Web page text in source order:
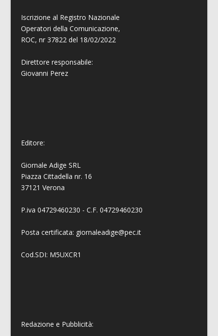
Iscrizione al Registro Nazionale
Operatori della Comunicazione,
ROC, nr 37822 del 18/02/2022
Direttore responsabile:
Giovanni Perez
Editore:
Giornale Adige SRL
Piazza Cittadella nr. 16
37121 Verona
P.iva 04729460230 - C.F. 04729460230
Posta certificata: giornaleadige@pec.it
Cod.SDI: M5UXCR1
Redazione e Pubblicità: